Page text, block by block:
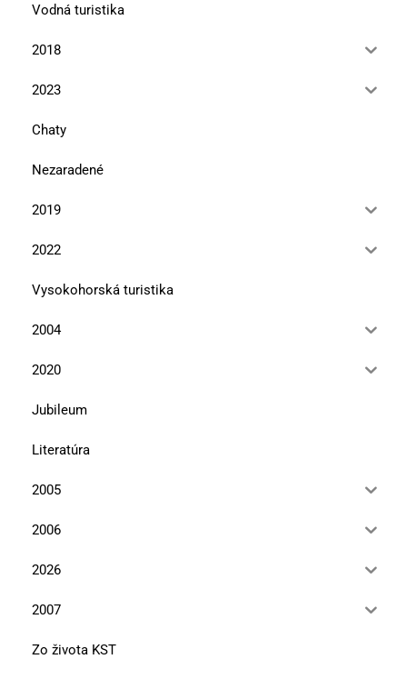
Vodná turistika
2018
2023
Chaty
Nezaradené
2019
2022
Vysokohorská turistika
2004
2020
Jubileum
Literatúra
2005
2006
2026
2007
Zo života KST